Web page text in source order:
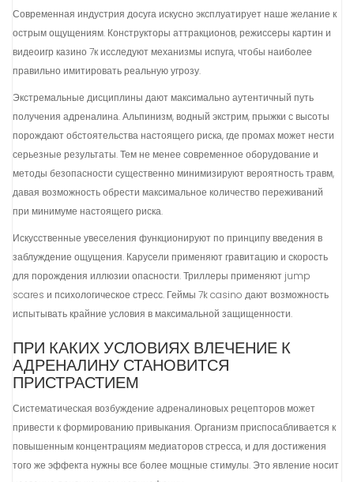
Современная индустрия досуга искусно эксплуатирует наше желание к
острым ощущениям. Конструкторы аттракционов, режиссеры картин и
видеоигр казино 7к исследуют механизмы испуга, чтобы наиболее
правильно имитировать реальную угрозу.
Экстремальные дисциплины дают максимально аутентичный путь
получения адреналина. Альпинизм, водный экстрим, прыжки с высоты
порождают обстоятельства настоящего риска, где промах может нести
серьезные результаты. Тем не менее современное оборудование и
методы безопасности существенно минимизируют вероятность травм,
давая возможность обрести максимальное количество переживаний
при минимуме настоящего риска.
Искусственные увеселения функционируют по принципу введения в
заблуждение ощущения. Карусели применяют гравитацию и скорость
для порождения иллюзии опасности. Триллеры применяют jump
scares и психологическое стресс. Геймы 7k casino дают возможность
испытывать крайние условия в максимальной защищенности.
ПРИ КАКИХ УСЛОВИЯХ ВЛЕЧЕНИЕ К
АДРЕНАЛИНУ СТАНОВИТСЯ
ПРИСТРАСТИЕМ
Систематическая возбуждение адреналиновых рецепторов может
привести к формированию привыкания. Организм приспосабливается к
повышенным концентрациям медиаторов стресса, и для достижения
того же эффекта нужны все более мощные стимулы. Это явление носит